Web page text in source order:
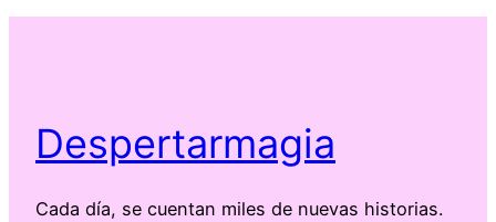
Despertarmagia
Cada día, se cuentan miles de nuevas historias.